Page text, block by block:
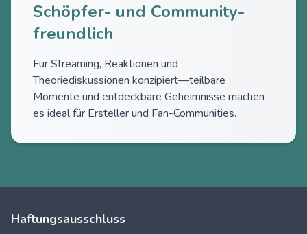
Schöpfer- und Community-
freundlich
Für Streaming, Reaktionen und
Theoriediskussionen konzipiert—teilbare
Momente und entdeckbare Geheimnisse machen
es ideal für Ersteller und Fan-Communities.
Haftungsausschluss